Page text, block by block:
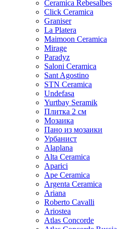
Ceramica Rebesalbes
Click Ceramica
Graniser
La Platera
Maimoon Ceramica
Mirage
Paradyz
Saloni Ceramica
Sant Agostino
STN Ceramica
Undefasa
Yurtbay Seramik
Плитка 2 см
Мозаика
Пано из мозаики
Урбанист
Alaplana
Alta Ceramica
Aparici
Ape Ceramica
Argenta Ceramica
Ariana
Roberto Cavalli
Ariostea
Atlas Concorde